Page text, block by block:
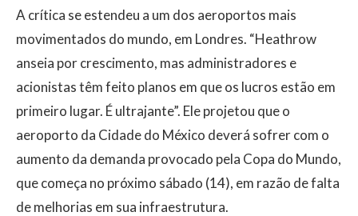
A crítica se estendeu a um dos aeroportos mais
movimentados do mundo, em Londres. “Heathrow
anseia por crescimento, mas administradores e
acionistas têm feito planos em que os lucros estão em
primeiro lugar. É ultrajante”. Ele projetou que o
aeroporto da Cidade do México deverá sofrer com o
aumento da demanda provocado pela Copa do Mundo,
que começa no próximo sábado (14), em razão de falta
de melhorias em sua infraestrutura.